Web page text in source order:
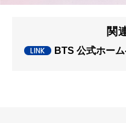
関
BTS 公式ホー